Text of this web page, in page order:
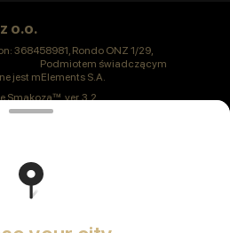
o.o.
368458981, Rondo ONZ 1/29,
Podmiotem świadczącym
jest mElements S.A.
Smakozaver. 3.2